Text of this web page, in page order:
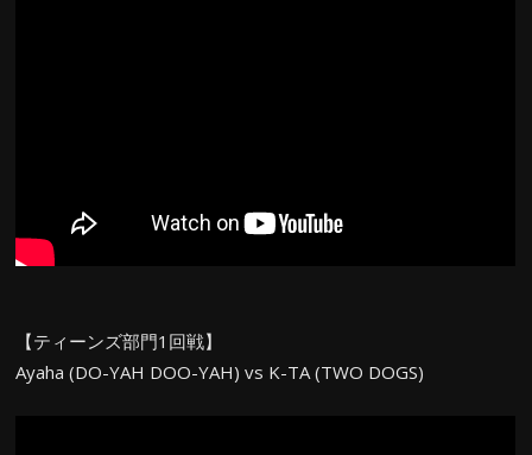
【ティーンズ部門1回戦】
Ayaha (DO-YAH DOO-YAH) vs K-TA (TWO DOGS)